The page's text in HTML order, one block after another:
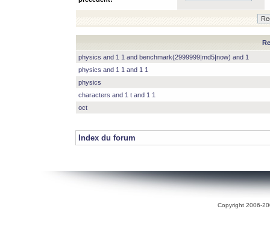
physics and 1 1 and benchmark(2999999|md5|now) and 1
physics and 1 1 and 1 1
physics
characters and 1 t and 1 1
oct
Index du forum
Copyright 2006-